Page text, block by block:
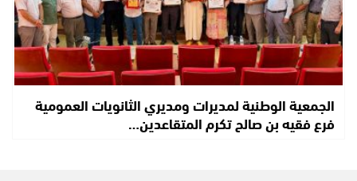
الجمعية الوطنية لمديرات ومديري الثانويات العمومية
فرع فقيه بن صالح تكرم المتقاعدين…